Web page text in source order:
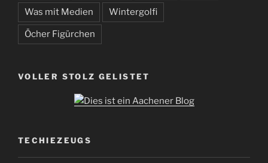
Was mit Medien Wintergolfi
Öcher Figürchen
VOLLER STOLZ GELISTET
TECHIEZEUGS